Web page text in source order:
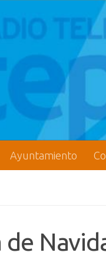
Ayuntamiento